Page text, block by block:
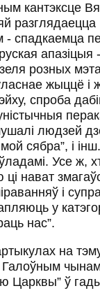
кантэксце
спадкаемца
апазіцыя
розных
жыццё і
спроба
людзей
сябра”, і
Усе ж,
нават
і
у
нас”.
на
Галоўным
Царквы” ў